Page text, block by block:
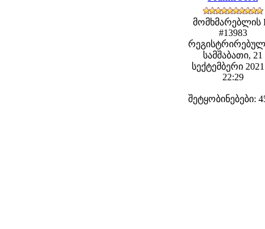
მომხმარებლის
#13983
სამშაბათი, 21
სექტემბერი
22:29
შეტყობინებები: